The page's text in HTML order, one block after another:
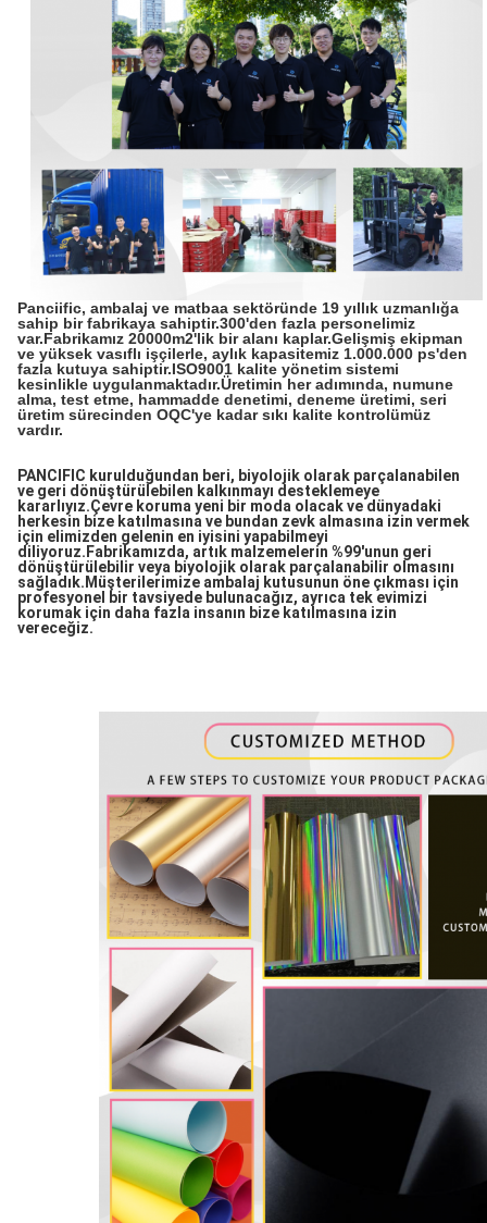
Panciific, ambalaj ve matbaa sektöründe 19 yıllık uzmanlığa
sahip bir fabrikaya sahiptir.300'den fazla personelimiz
var.Fabrikamız 20000m2'lik bir alanı kaplar.Gelişmiş ekipman
ve yüksek vasıflı işçilerle, aylık kapasitemiz 1.000.000 ps'den
fazla kutuya sahiptir.ISO9001 kalite yönetim sistemi
kesinlikle uygulanmaktadır.Üretimin her adımında, numune
alma, test etme, hammadde denetimi, deneme üretimi, seri
üretim sürecinden OQC'ye kadar sıkı kalite kontrolümüz
vardır.
PANCIFIC kurulduğundan beri, biyolojik olarak parçalanabilen
ve geri dönüştürülebilen kalkınmayı desteklemeye
kararlıyız.Çevre koruma yeni bir moda olacak ve dünyadaki
herkesin bize katılmasına ve bundan zevk almasına izin vermek
için elimizden gelenin en iyisini yapabilmeyi
diliyoruz.Fabrikamızda, artık malzemelerin %99'unun geri
dönüştürülebilir veya biyolojik olarak parçalanabilir olmasını
sağladık.Müşterilerimize ambalaj kutusunun öne çıkması için
profesyonel bir tavsiyede bulunacağız, ayrıca tek evimizi
korumak için daha fazla insanın bize katılmasına izin
vereceğiz.